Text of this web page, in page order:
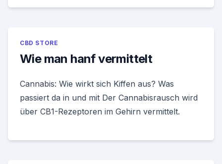
CBD STORE
Wie man hanf vermittelt
Cannabis: Wie wirkt sich Kiffen aus? Was
passiert da in und mit Der Cannabisrausch wird
über CB1-Rezeptoren im Gehirn vermittelt.